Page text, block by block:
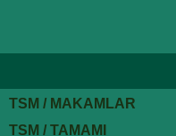
TSM / MAKAMLAR
TSM / TAMAMI